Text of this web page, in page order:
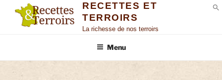
RECETTES ET
TERROIRS
La richesse de nos terroirs
Menu